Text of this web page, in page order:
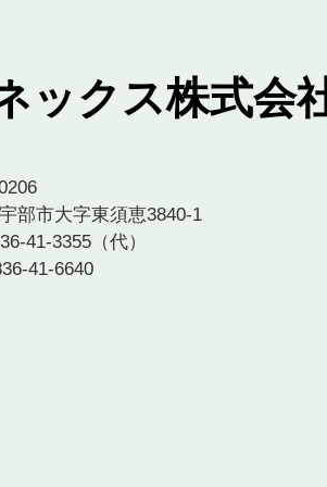
ックス株式会
部市大字東須恵3840-1
41-3355（代）
41-6640